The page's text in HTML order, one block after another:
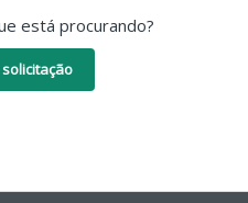
está procurando?